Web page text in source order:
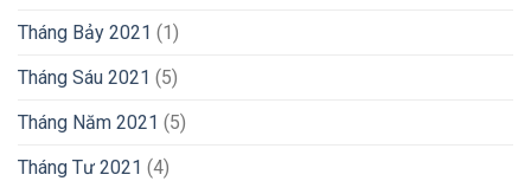
Tháng Bảy 2021 (1)
Tháng Sáu 2021 (5)
Tháng Năm 2021 (5)
Tháng Tư 2021 (4)